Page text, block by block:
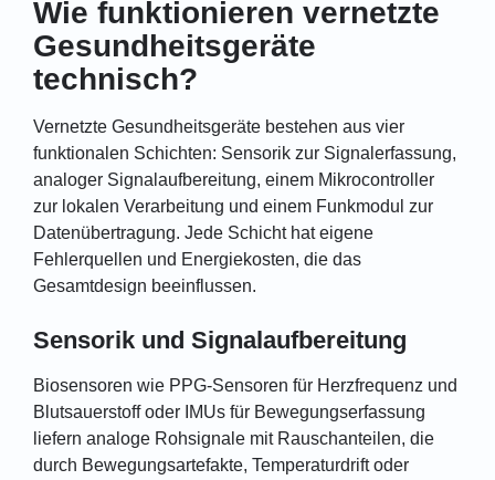
Wie funktionieren vernetzte
Gesundheitsgeräte
technisch?
Vernetzte Gesundheitsgeräte bestehen aus vier
funktionalen Schichten: Sensorik zur Signalerfassung,
analoger Signalaufbereitung, einem Mikrocontroller
zur lokalen Verarbeitung und einem Funkmodul zur
Datenübertragung. Jede Schicht hat eigene
Fehlerquellen und Energiekosten, die das
Gesamtdesign beeinflussen.
Sensorik und Signalaufbereitung
Biosensoren wie PPG-Sensoren für Herzfrequenz und
Blutsauerstoff oder IMUs für Bewegungserfassung
liefern analoge Rohsignale mit Rauschanteilen, die
durch Bewegungsartefakte, Temperaturdrift oder